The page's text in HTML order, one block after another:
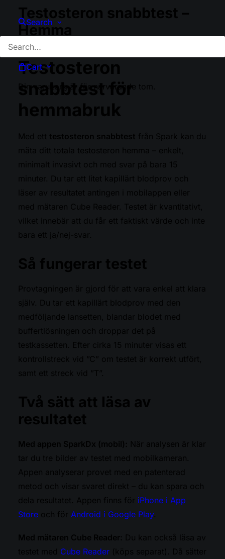
Search
Cart
Din varukorg är för närvarande tom.
Testosteron snabbtest –
Hemma
Testosteron
snabbtest för
hemmabruk
Med ett testosteron snabbtest från Spark kan du
mäta ditt totala testosteron hemma – enkelt,
minimalt invasivt och med svar på bara 15
minuter. Du tar ett litet kapillärt blodprov och
läser av resultatet antingen i mobilappen eller
med mätaren Cube Reader. Testet är kvantitativt,
vilket innebär att du får ett faktiskt värde och inte
bara ett ja/nej-svar.
Så fungerar testet
Provtagningen är gjord för att vara enkel att klara
själv. Du tar ett kapillärt blodprov med den
medföljande lansetten, blandar blodet med
buffertlösningen och droppar det på
testkassetten. Efter cirka 15 minuter visas ett
kontrollstreck vid ”C” om testet är korrekt utfört,
samt ett streck vid ”T”.
Två sätt att läsa av
resultatet
Med appen SparkDx (mobil): När analysen är klar
tar du tre bilder av testet med mobilkameran.
Appen analyserar provet med en patenterad
metod och visar svaret direkt – du kan spara och
dela resultatet. Appen finns för iPhone i App
Store och för Android i Google Play.
Med mätaren Cube Reader: Du kan också läsa av
testet med Cube Reader (köps separat). Då sätter